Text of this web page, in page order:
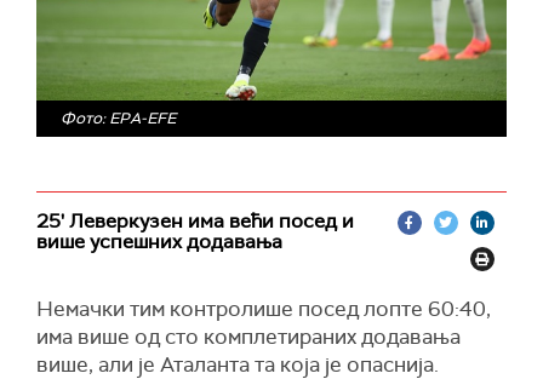
Фото: EPA-EFE
25' Леверкузен има већи посед и
више успешних додавања
Немачки тим контролише посед лопте 60:40,
има више од сто комплетираних додавања
више, али је Аталанта та која је опаснија.